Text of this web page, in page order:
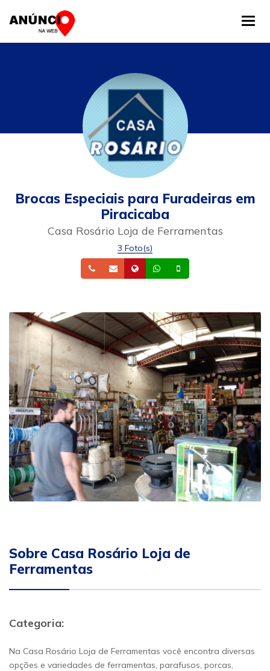
Brocas Especiais para Furadeiras em
Piracicaba
Casa Rosário Loja de Ferramentas
3 Foto(s)
TelefoneEmail Site Whatsapp
Sobre Casa Rosário Loja de
Ferramentas
Categoria:
Na Casa Rosário Loja de Ferramentas você encontra diversas
opções e variedades de ferramentas, parafusos, porcas,